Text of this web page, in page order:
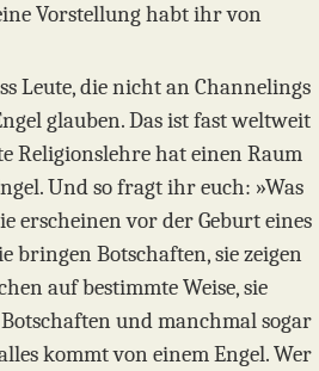
Vorstellung habt ihr von
Leute, die nicht an Channelings
glauben. Das ist fast weltweit
Religionslehre hat einen Raum
Und so fragt ihr euch: »Was
erscheinen vor der Geburt eines
bringen Botschaften, sie zeigen
auf bestimmte Weise, sie
und manchmal sogar
kommt von einem Engel. Wer